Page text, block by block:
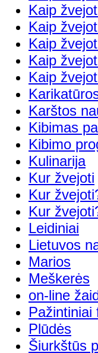
Kaip
Kaip
Kaip
Kaip
Kaip
Karštos
Kibimas
Kibimo
Kulinarija
Kur žvejoti
Kur
Kur
Leidiniai
Lietuvos
Marios
Meškerės
on-line
Pažintiniai
Plūdės
Šiurkštūs